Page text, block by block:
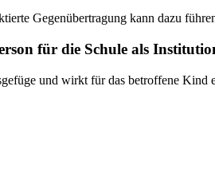
Gegenübertragung kann dazu
für die Schule als
und wirkt für das betroffene